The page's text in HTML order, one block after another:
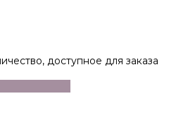
доступное для заказа